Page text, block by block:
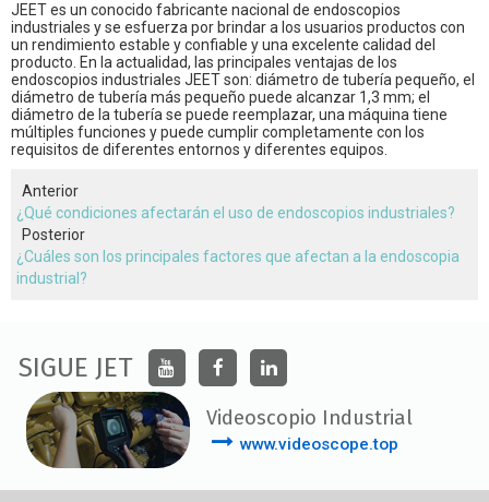
JEET es un conocido fabricante nacional de endoscopios
industriales y se esfuerza por brindar a los usuarios productos con
un rendimiento estable y confiable y una excelente calidad del
producto. En la actualidad, las principales ventajas de los
endoscopios industriales JEET son: diámetro de tubería pequeño, el
diámetro de tubería más pequeño puede alcanzar 1,3 mm; el
diámetro de la tubería se puede reemplazar, una máquina tiene
múltiples funciones y puede cumplir completamente con los
requisitos de diferentes entornos y diferentes equipos.
Anterior
¿Qué condiciones afectarán el uso de endoscopios industriales?
Posterior
¿Cuáles son los principales factores que afectan a la endoscopia
industrial?
SIGUE JET
Videoscopio Industrial
www.videoscope.top